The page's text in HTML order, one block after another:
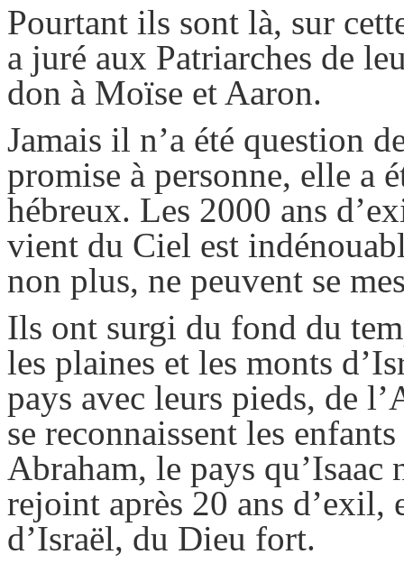
Pourtant ils sont là, sur
a juré aux Patriarches de
don à Moïse et Aaron.
Jamais il n’a été question
promise à personne, elle a
hébreux. Les 2000 ans
vient du Ciel est
non plus, ne peuvent se
Ils ont surgi du fond du
les plaines et les monts
pays avec leurs pieds, de l’
se reconnaissent les
Abraham, le pays qu’Isaac
rejoint après 20 ans d’exil,
d’Israël, du Dieu fort.